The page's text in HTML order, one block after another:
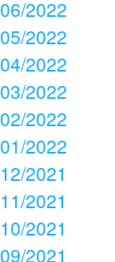
06/2022
05/2022
04/2022
03/2022
02/2022
01/2022
12/2021
11/2021
10/2021
09/2021